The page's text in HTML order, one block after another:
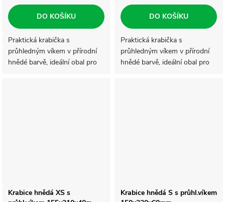
DO KOŠÍKU
Praktická krabička s
průhledným víkem v přírodní
hnědé barvě, ideální obal pro
DO KOŠÍKU
Praktická krabička s
průhledným víkem v přírodní
hnědé barvě, ideální obal pro
Krabice hnědá XS s
Krabice hnědá S s průhl.víkem